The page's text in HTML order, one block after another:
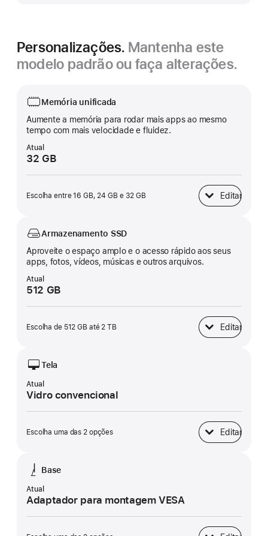
Personalizações. Mantenha este
modelo padrão ou faça alterações.
Memória unificada
Aumente a memória para rodar mais apps ao mesmo
tempo com mais velocidade e fluidez.
Atual
32 GB
Escolha entre 16 GB, 24 GB e 32 GB Editar
Memória unificada
Armazenamento SSD
Aproveite o espaço amplo e o acesso rápido aos seus
apps, fotos, vídeos, músicas e outros arquivos.
Atual
512 GB
Escolha de 512 GB até 2 TB Editar
Armazenamento
Tela
Atual
Vidro convencional
Escolha uma das 2 opções Editar
Tela
Base
Atual
Adaptador para montagem VESA